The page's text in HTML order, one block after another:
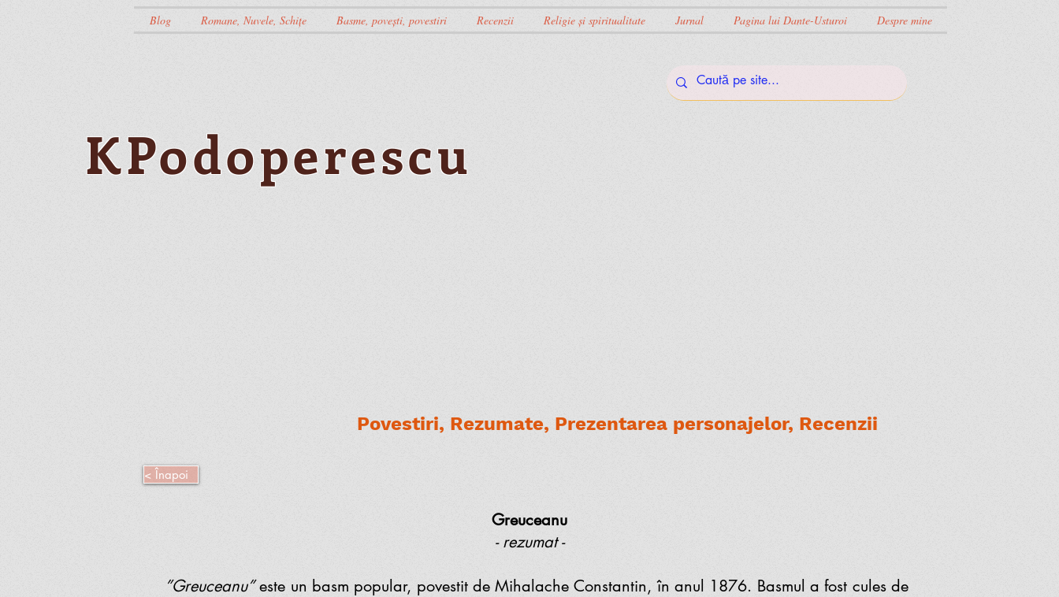
Blog Romane, Nuvele, Schițe Basme, povești, povestiri Recenzii Religie și spiritualitate Jurnal Pagina lui Dante-Usturoi Despre mine
KPodoperescu
Povestiri, Rezumate, Prezentarea personajelor, Recenzii
< Înapoi
Greuceanu
- rezumat -
”Greuceanu”este un basm popular, povestit de Mihalache Constantin, în anul 1876. Basmul a fost cules de